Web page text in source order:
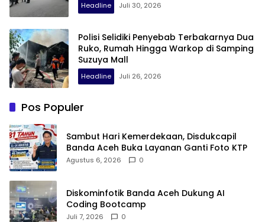
Headline Juli 30, 2026
Polisi Selidiki Penyebab Terbakarnya Dua
Ruko, Rumah Hingga Warkop di Samping
Suzuya Mall
Headline Juli 26, 2026
Pos Populer
Sambut Hari Kemerdekaan, Disdukcapil
Banda Aceh Buka Layanan Ganti Foto KTP
Agustus 6, 2026 0
Diskominfotik Banda Aceh Dukung AI
Coding Bootcamp
Juli 7, 2026 0